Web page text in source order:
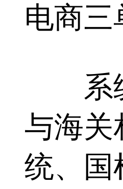
电商三
系
与海关
统、国